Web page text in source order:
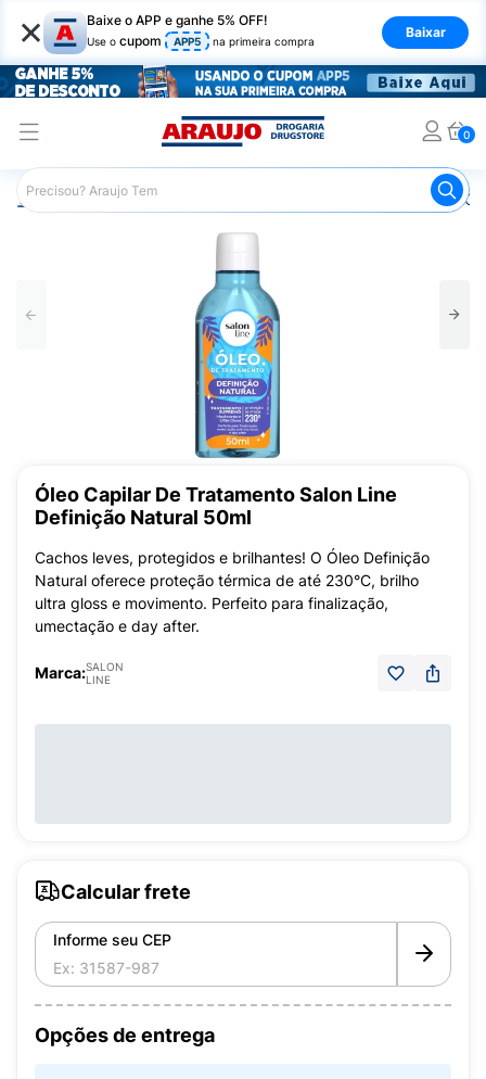
× Baixe o APP e ganhe 5% OFF!
Use o cupom APP5 na primeira compra
Baixar
0
Araujo Cabelo Óleo
Óleo Capilar De Tratamento Salon Line
Definição Natural 50ml
Cachos leves, protegidos e brilhantes! O Óleo Definição
Natural oferece proteção térmica de até 230°C, brilho
ultra gloss e movimento. Perfeito para finalização,
umectação e day after.
Marca:SALON
LINE
Calcular frete
Informe seu CEP
Opções de entrega